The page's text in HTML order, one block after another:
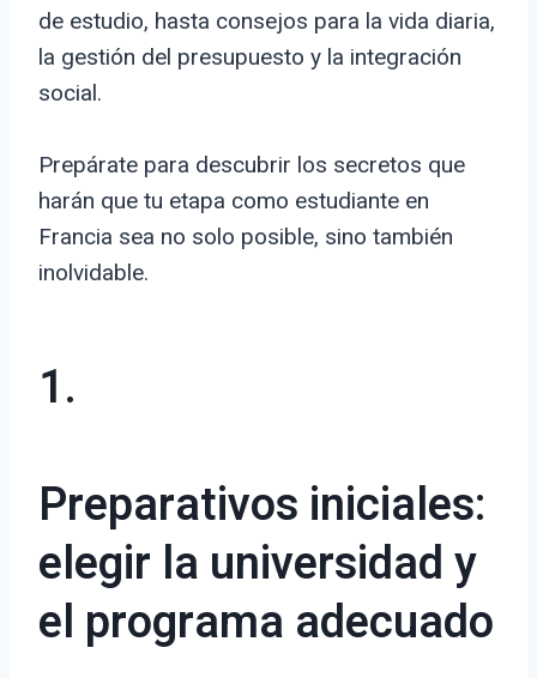
de estudio, hasta consejos para la vida diaria,
la gestión del presupuesto y la integración
social.
Prepárate para descubrir los secretos que
harán que tu etapa como estudiante en
Francia sea no solo posible, sino también
inolvidable.
1.
Preparativos iniciales:
elegir la universidad y
el programa adecuado